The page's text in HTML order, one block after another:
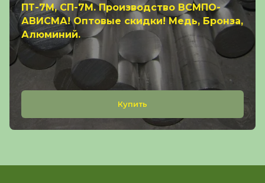
ПТ-7М, СП-7М. Производство ВСМПО-
АВИСМА! Оптовые скидки! Медь, Бронза,
Алюминий.
Купить